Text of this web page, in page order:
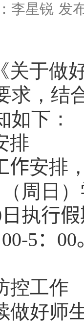
李星锐 发
关于做
求，结
如下：
排
作安排
周日）
日执行
00-5： 00
控工作
做好师